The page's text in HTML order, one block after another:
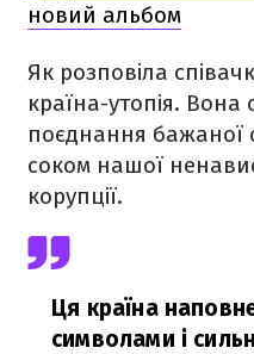
новий альбом
Як розповіла
країна-утопія. Вона
поєднання бажаної
соком нашої
корупції.
Ця країна
символами і